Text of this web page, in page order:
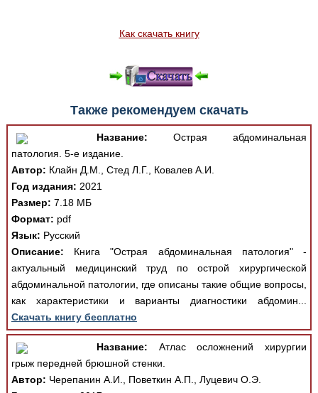
Как скачать книгу
Также рекомендуем скачать
Название: Острая абдоминальная
патология. 5-е издание.
Автор: Клайн Д.М., Стед Л.Г., Ковалев А.И.
Год издания: 2021
Размер: 7.18 МБ
Формат: pdf
Язык: Русский
Описание: Книга "Острая абдоминальная патология" -
актуальный медицинский труд по острой хирургической
абдоминальной патологии, где описаны такие общие вопросы,
как характеристики и варианты диагностики абдомин...
Скачать книгу бесплатно
Название: Атлас осложнений хирургии
грыж передней брюшной стенки.
Автор: Черепанин А.И., Поветкин А.П., Луцевич О.Э.